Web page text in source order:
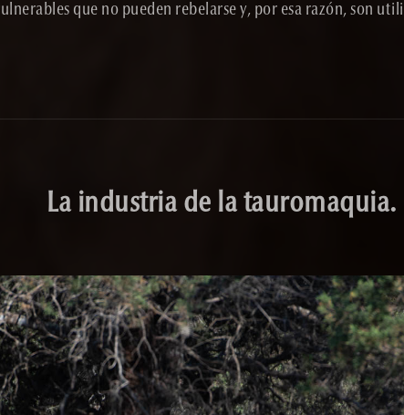
que no pueden rebelarse y, por esa razón, son
La industria de la tauromaquia.